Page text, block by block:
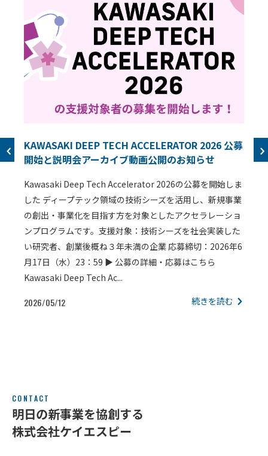
KAWASAKI DEEP TECH ACCELERATOR 2026 公募
開始と説明会アーカイブ動画公開のお知らせ
Kawasaki Deep Tech Accelerator 2026の公募を開始しま
した ディープテック領域の技術シーズを活用し、新規事業
の創出・事業化を目指す方を対象としたアクセラレーショ
ンプログラムです。支援対象：技術シーズを社会実装した
い研究者、創業後概ね３年未満の企業 応募締切：2026年6
月17日（水）23：59 ▶ 公募の詳細・応募はこちら
Kawasaki Deep Tech Ac...
2026/05/12 続きを読む
CONTACT
明日の新事業を協創する
株式会社ケイエスピー